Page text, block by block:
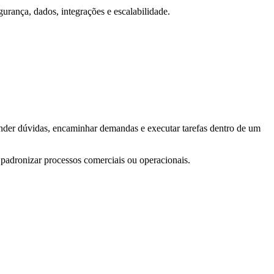
dados, integrações e escalabilidade.
dúvidas, encaminhar demandas e executar tarefas dentro de um
processos comerciais ou operacionais.